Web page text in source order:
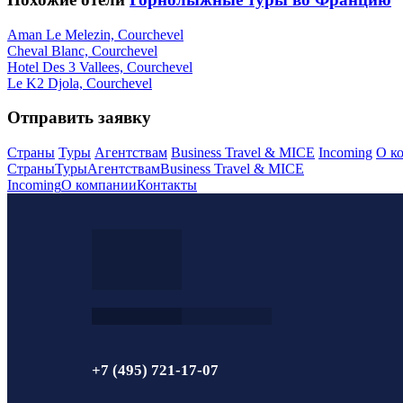
Aman Le Melezin, Courchevel
Cheval Blanc, Courchevel
Hotel Des 3 Vallees, Courchevel
Le K2 Djola, Courchevel
Отправить заявку
Страны Туры Агентствам Business Travel & MICE Incoming О
СтраныТурыАгентствамBusiness Travel & MICE
IncomingО компанииКонтакты
+7 (495) 721-17-07